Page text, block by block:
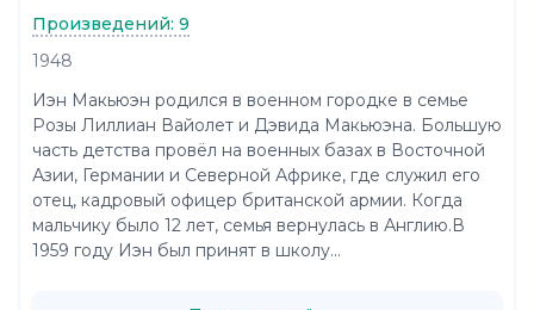
Произведений: 9
1948
Иэн Макьюэн родился в военном городке в семье
Розы Лиллиан Вайолет и Дэвида Макьюэна. Большую
часть детства провёл на военных базах в Восточной
Азии, Германии и Северной Африке, где служил его
отец, кадровый офицер британской армии. Когда
мальчику было 12 лет, семья вернулась в Англию.В
1959 году Иэн был принят в школу...